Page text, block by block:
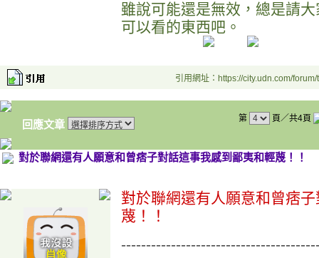
雖說可能還是無效，總是請
可以看的東西吧。
引用網址：https://city.udn.com/
回應文章 第 頁／共4頁
對於聯網還有人願意和曾痞子對話這事我感到鄙夷和輕蔑！！
對於聯網還有人願意和曾痞
蔑！！